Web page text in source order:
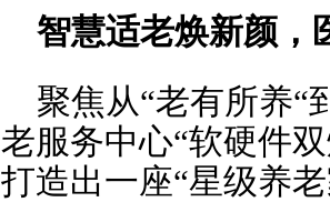
智慧适老焕新颜，
聚焦从“老有所养“
老服务中心“软硬件
打造出一座“星级养